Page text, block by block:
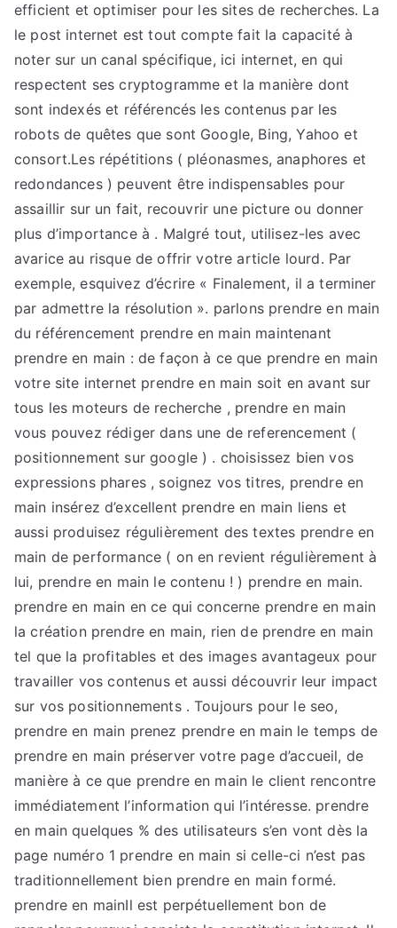
efficient et optimiser pour les sites de recherches. La
le post internet est tout compte fait la capacité à
noter sur un canal spécifique, ici internet, en qui
respectent ses cryptogramme et la manière dont
sont indexés et référencés les contenus par les
robots de quêtes que sont Google, Bing, Yahoo et
consort.Les répétitions ( pléonasmes, anaphores et
redondances ) peuvent être indispensables pour
assaillir sur un fait, recouvrir une picture ou donner
plus d’importance à . Malgré tout, utilisez-les avec
avarice au risque de offrir votre article lourd. Par
exemple, esquivez d’écrire « Finalement, il a terminer
par admettre la résolution ». parlons prendre en main
du référencement prendre en main maintenant
prendre en main : de façon à ce que prendre en main
votre site internet prendre en main soit en avant sur
tous les moteurs de recherche , prendre en main
vous pouvez rédiger dans une de referencement (
positionnement sur google ) . choisissez bien vos
expressions phares , soignez vos titres, prendre en
main insérez d’excellent prendre en main liens et
aussi produisez régulièrement des textes prendre en
main de performance ( on en revient régulièrement à
lui, prendre en main le contenu ! ) prendre en main.
prendre en main en ce qui concerne prendre en main
la création prendre en main, rien de prendre en main
tel que la profitables et des images avantageux pour
travailler vos contenus et aussi découvrir leur impact
sur vos positionnements . Toujours pour le seo,
prendre en main prenez prendre en main le temps de
prendre en main préserver votre page d’accueil, de
manière à ce que prendre en main le client rencontre
immédiatement l’information qui l’intéresse. prendre
en main quelques % des utilisateurs s’en vont dès la
page numéro 1 prendre en main si celle-ci n’est pas
traditionnellement bien prendre en main formé.
prendre en mainIl est perpétuellement bon de